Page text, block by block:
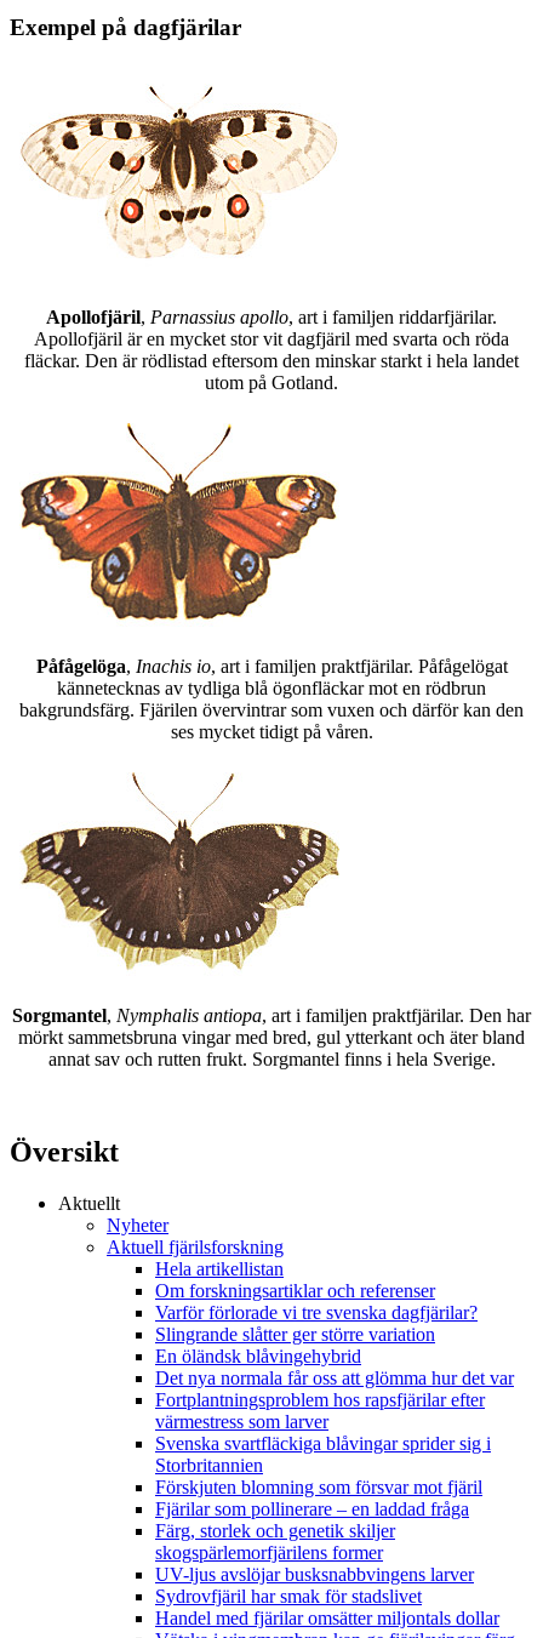
Exempel på dagfjärilar
Apollofjäril, Parnassius apollo, art i familjen riddarfjärilar.
Apollofjäril är en mycket stor vit dagfjäril med svarta och röda
fläckar. Den är rödlistad eftersom den minskar starkt i hela landet
utom på Gotland.
Påfågelöga, Inachis io, art i familjen praktfjärilar. Påfågelögat
kännetecknas av tydliga blå ögonfläckar mot en rödbrun
bakgrundsfärg. Fjärilen övervintrar som vuxen och därför kan den
ses mycket tidigt på våren.
Sorgmantel, Nymphalis antiopa, art i familjen praktfjärilar. Den har
mörkt sammetsbruna vingar med bred, gul ytterkant och äter bland
annat sav och rutten frukt. Sorgmantel finns i hela Sverige.
Översikt
Aktuellt
Nyheter
Aktuell fjärilsforskning
Hela artikellistan
Om forskningsartiklar och referenser
Varför förlorade vi tre svenska dagfjärilar?
Slingrande slåtter ger större variation
En öländsk blåvingehybrid
Det nya normala får oss att glömma hur det var
Fortplantningsproblem hos rapsfjärilar efter
värmestress som larver
Svenska svartfläckiga blåvingar sprider sig i
Storbritannien
Förskjuten blomning som försvar mot fjäril
Fjärilar som pollinerare – en laddad fråga
Färg, storlek och genetik skiljer
skogspärlemorfjärilens former
UV-ljus avslöjar busksnabbvingens larver
Sydrovfjäril har smak för stadslivet
Handel med fjärilar omsätter miljontals dollar